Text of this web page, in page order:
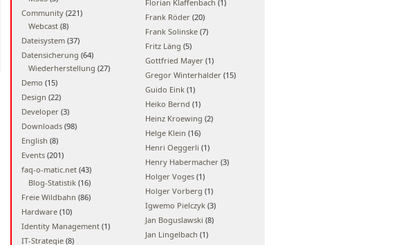
Community (221)
Webcast (8)
Dateisystem (37)
Datensicherung (64)
Wiederherstellung (27)
Demo (15)
Design (22)
Developer (3)
Downloads (98)
English (8)
Events (201)
faq-o-matic.net (43)
Blog-Statistik (16)
Freie Wildbahn (86)
Hardware (10)
Identity Management (1)
IT-Strategie (8)
Florian Klaffenbach (1)
Frank Röder (20)
Frank Solinske (7)
Fritz Läng (5)
Gottfried Mayer (1)
Gregor Winterhalder (15)
Guido Eink (1)
Heiko Bernd (1)
Heinz Kroewing (2)
Helge Klein (16)
Henri Oeggerli (1)
Henry Habermacher (3)
Holger Voges (1)
Holger Vorberg (1)
Igwemo Pielczyk (3)
Jan Boguslawski (8)
Jan Lingelbach (1)